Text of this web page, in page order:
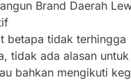
Brand Daerah
betapa tidak terhingga
tidak ada alasan
bahkan mengikuti